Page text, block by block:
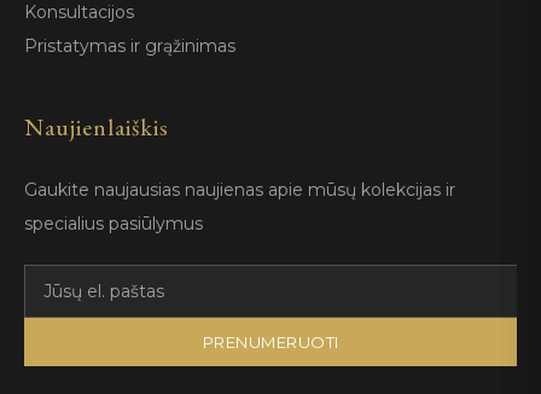
Konsultacijos
Pristatymas ir grąžinimas
Naujienlaiškis
Gaukite naujausias naujienas apie mūsų kolekcijas ir
specialius pasiūlymus
PRENUMERUOTI